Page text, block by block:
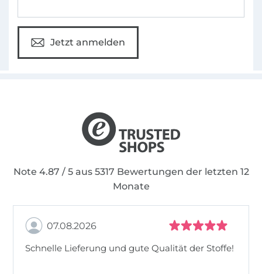
Jetzt anmelden
Note 4.87 / 5 aus 5317 Bewertungen der letzten 12
Monate
07.08.2026
Schnelle Lieferung und gute Qualität der Stoffe!